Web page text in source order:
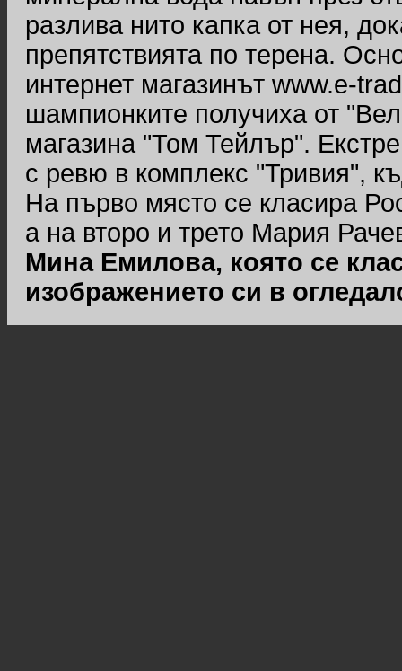
разлива нито капка от нея,
препятствията по терена.
интернет магазинът www.e-
шампионките получиха от
магазина "Том Тейлър".
с ревю в комплекс "Тривия",
На първо място се класира
а на второ и трето Мария
Мина Емилова, която се
изображението си в